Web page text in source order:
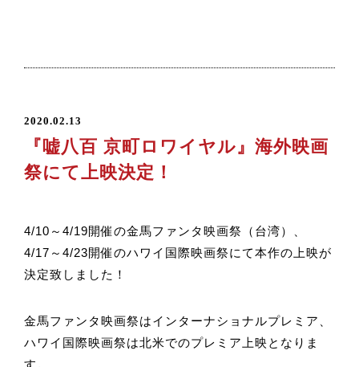
2020.02.13
『嘘八百 京町ロワイヤル』海外映画
祭にて上映決定！
4/10～4/19開催の金馬ファンタ映画祭（台湾）、
4/17～4/23開催のハワイ国際映画祭にて本作の上映が
決定致しました！
金馬ファンタ映画祭はインターナショナルプレミア、
ハワイ国際映画祭は北米でのプレミア上映となりま
す。